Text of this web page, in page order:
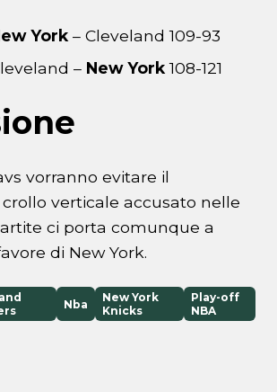
York – Cleveland 109-93
– New York108-121
vorranno evitare il
crollo verticale accusato nelle
ci porta comunque a
di New York.
Nba
New York
Knicks
Play-off
NBA